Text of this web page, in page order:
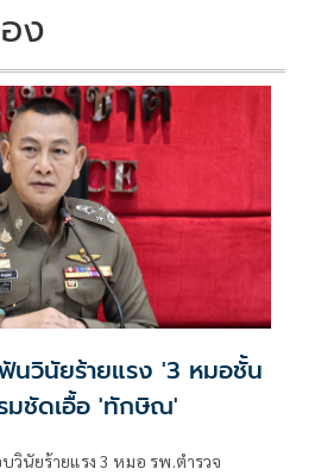
ง
วินัยร้ายแรง '3 หมอชั้น
มชัดเอื้อ 'ทักษิณ'
วินัยร้ายแรง 3 หมอ รพ.ตำรวจ